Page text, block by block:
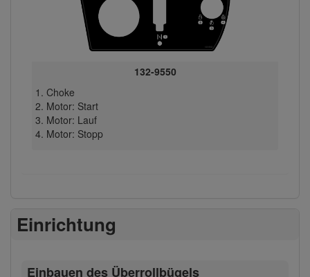
132-9550
Choke
Motor: Start
Motor: Lauf
Motor: Stopp
Einrichtung
Einbauen des Überrollbügels